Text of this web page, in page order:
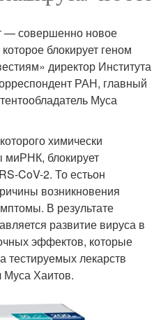
— совершенно новое
блокирует геном
директор Института
РАН, главный
Муса
химически
миРНК, блокирует
CoV-2. То естьон
возникновения
В результате
развитие вируса в
эффектов, которые
тестируемых лекарств
Муса Хаитов.